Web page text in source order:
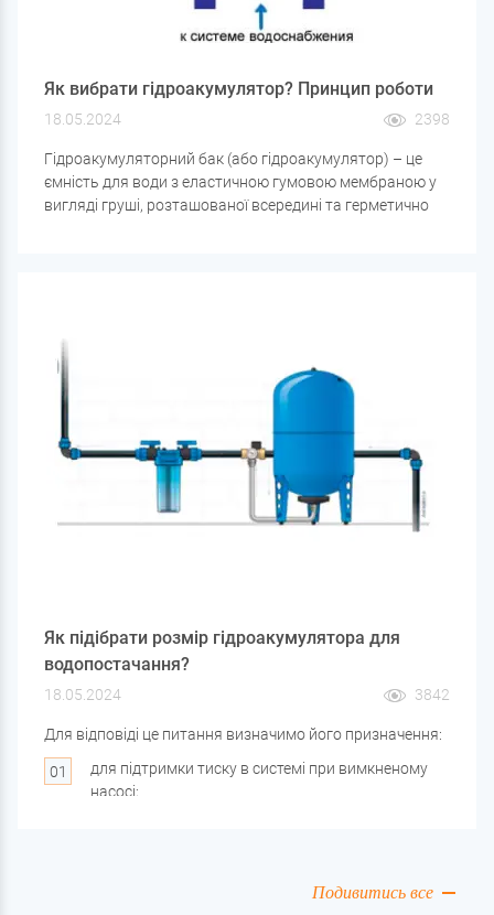
Як вибрати гідроакумулятор? Принцип роботи
18.05.2024 2398
Гідроакумуляторний бак (або гідроакумулятор) – це
ємність для води з еластичною гумовою мембраною у
вигляді груші, розташованої всередині та герметично
Як підібрати розмір гідроакумулятора для
водопостачання?
18.05.2024 3842
Для відповіді це питання визначимо його призначення:
для підтримки тиску в системі при вимкненому
насосі;
води; для певного резерву води.Подивитись все